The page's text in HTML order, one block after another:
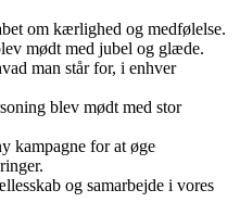
om kærlighed og medfølelse.
mødt med jubel og glæde.
man står for, i enhver
blev mødt med stor
kampagne for at øge
og samarbejde i vores